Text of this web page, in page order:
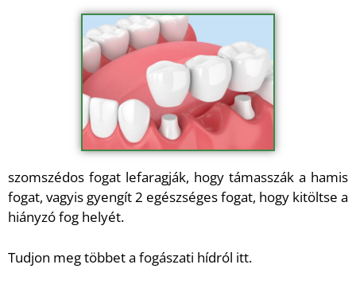
szomszédos fogat lefaragják, hogy támasszák a hamis
fogat, vagyis gyengít 2 egészséges fogat, hogy kitöltse a
hiányzó fog helyét.
Tudjon meg többet a fogászati hídról itt.